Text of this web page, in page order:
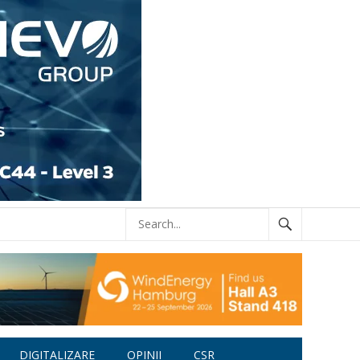
DIGITALIZARE OPINII CSR